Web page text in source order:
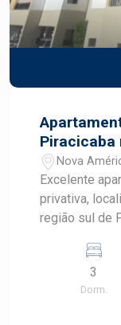
Piracicaba
Nova
Excelente
privativa,
região sul de
segurança e
Características do
sendo 01
3
Dorm.